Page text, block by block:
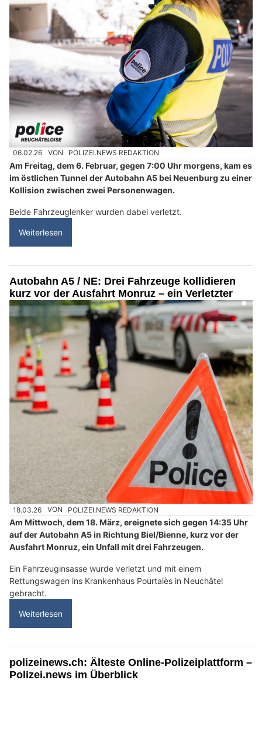
06.02.26 VON POLIZEI.NEWS REDAKTION
Am Freitag, dem 6. Februar, gegen 7:00 Uhr morgens, kam es
im östlichen Tunnel der Autobahn A5 bei Neuenburg zu einer
Kollision zwischen zwei Personenwagen.
Beide Fahrzeuglenker wurden dabei verletzt.
Weiterlesen
Autobahn A5 / NE: Drei Fahrzeuge kollidieren
kurz vor der Ausfahrt Monruz – ein Verletzter
18.03.26 VON POLIZEI.NEWS REDAKTION
Am Mittwoch, dem 18. März, ereignete sich gegen 14:35 Uhr
auf der Autobahn A5 in Richtung Biel/Bienne, kurz vor der
Ausfahrt Monruz, ein Unfall mit drei Fahrzeugen.
Ein Fahrzeuginsasse wurde verletzt und mit einem
Rettungswagen ins Krankenhaus Pourtalès in Neuchâtel
gebracht.
Weiterlesen
polizeinews.ch: Älteste Online-Polizeiplattform –
Polizei.news im Überblick